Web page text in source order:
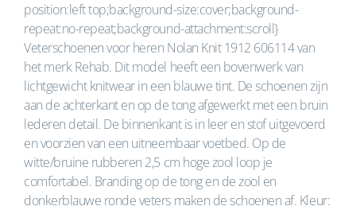
position:left top;background-size:cover;background-
repeat:no-repeat;background-attachment:scroll}
Veterschoenen voor heren Nolan Knit 1912 606114 van
het merk Rehab. Dit model heeft een bovenwerk van
lichtgewicht knitwear in een blauwe tint. De schoenen zijn
aan de achterkant en op de tong afgewerkt met een bruin
lederen detail. De binnenkant is in leer en stof uitgevoerd
en voorzien van een uitneembaar voetbed. Op de
witte/bruine rubberen 2,5 cm hoge zool loop je
comfortabel. Branding op de tong en de zool en
donkerblauwe ronde veters maken de schoenen af. Kleur: